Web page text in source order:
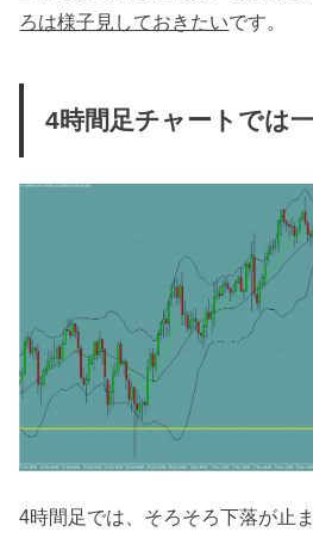
ろは様子見しておきたいです。
4時間足チャートでは
4時間足では、そろそろ下落が止